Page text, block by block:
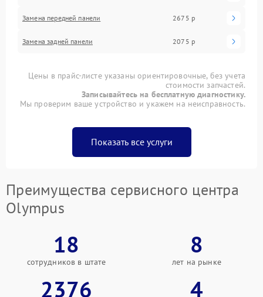
Замена передней панели 2675 р
Замена задней панели 2075 р
Цены в прайс-листе указаны ориентировочные, без учета
стоимости запчастей.
Записывайтесь на бесплатную диагностику.
Мы проверим ваше устройство и укажем на неисправность.
Показать все услуги
Преимущества сервисного центра
Olympus
18
сотрудников в штате
8
лет на рынке
2376 4